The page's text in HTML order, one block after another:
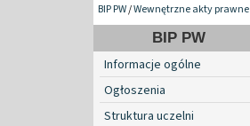
BIP PW/Wewnętrzne akty prawne
BIP PW
Informacje ogólne
Ogłoszenia
Struktura uczelni